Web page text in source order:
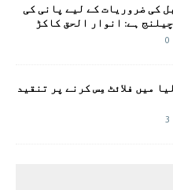
کی ضروریات کے لیے پانی کی
ہے: انوار الحق کاکڑ
0
میں فلائٹ مِس کرنے پر تنقید
3